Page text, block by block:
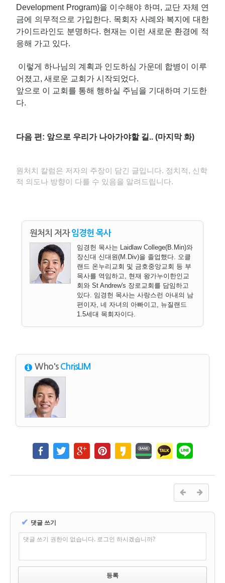
Development Program)을 이수해야 하며, 교단 자체 연
금에 의무적으로 가입한다. 목회자 사례와 복지에 대한
가이드라인도 분명하다. 현재는 이런 새로운 환경에 적
응해 가고 있다.
이렇게 하나님의 계획과 인도하심 가운데 합병이 이루
어졌고, 새로운 교회가 시작되었다.
앞으로 이 교회를 통해 행하실 주님을 기대하며 기도한
다.
다음 편: 앞으로 우리가 나아가야할 길.. (마지막 화)
원처치 칼럼은 저자의 주장이 담긴 글입니다. 정치적, 신학
적 의도나 방향이 다를 수 있음을 알려드립니다.
원처치 저자임경헌 목사
임경헌 목사는 Laidlaw College(B.Min)와
장신대 신대원(M.Div)을 졸업했다. 오클
랜드 온누리교회 및 금호중앙교회 등 부
목사를 역임하고, 현재 왕가누이한인교
회와 St Andrew's 장로교회를 담임하고
있다. 임경헌 목사는 사랑스런 아내의 남
편이자, 네 자녀의 아빠이고, 뉴질랜드
1.5세대 목회자이다.
Who's ChrisLIM
✔ 댓글 쓰기
댓글 쓰기 권한이 없습니다. 로그인 하시겠습니까?